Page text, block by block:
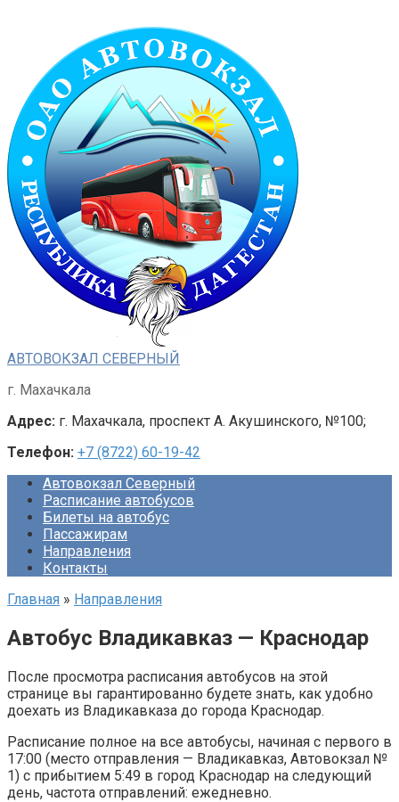
АВТОВОКЗАЛ СЕВЕРНЫЙ
г. Махачкала
Адрес: г. Махачкала, проспект А. Акушинского, №100;
Телефон: +7 (8722) 60-19-42
Автовокзал Северный
Расписание автобусов
Билеты на автобус
Пассажирам
Направления
Контакты
Главная » Направления
Автобус Владикавказ — Краснодар
После просмотра расписания автобусов на этой
странице вы гарантированно будете знать, как удобно
доехать из Владикавказа до города Краснодар.
Расписание полное на все автобусы, начиная с первого в
17:00 (место отправления — Владикавказ, Автовокзал №
1) с прибытием 5:49 в город Краснодар на следующий
день, частота отправлений: ежедневно.